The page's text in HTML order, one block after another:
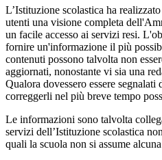
L’Istituzione scolastica ha
utenti una visione completa
un facile accesso ai servizi resi.
fornire un'informazione il più
contenuti possono talvolta non
aggiornati, nonostante vi sia una
Qualora dovessero essere
correggerli nel più breve tempo
Le informazioni sono talvolta
servizi dell’Istituzione scolastica
quali la scuola non si assume